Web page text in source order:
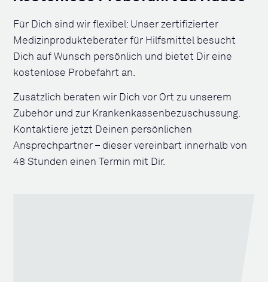
Für Dich sind wir flexibel: Unser zertifizierter
Medizinprodukteberater für Hilfsmittel besucht
Dich auf Wunsch persönlich und bietet Dir eine
kostenlose Probefahrt an.
Zusätzlich beraten wir Dich vor Ort zu unserem
Zubehör und zur Krankenkassenbezuschussung.
Kontaktiere jetzt Deinen persönlichen
Ansprechpartner – dieser vereinbart innerhalb von
48 Stunden einen Termin mit Dir.